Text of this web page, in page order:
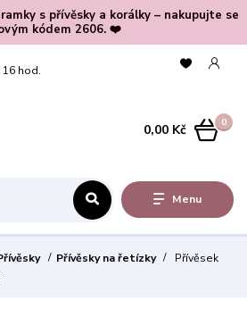
s přívěsky a korálky – nakupujte se
kódem 2606. ❤️
Menu
hod.
0
0,00 Kč
Přívěsky na řetízky
Přívěsek